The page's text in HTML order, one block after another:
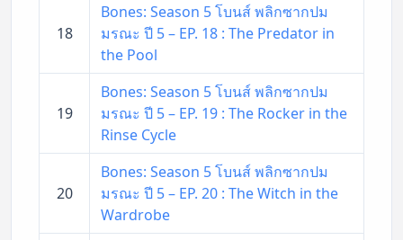
18
Bones: Season 5 โบนส์ พลิกซากปม
มรณะ ปี 5 – EP. 18 : The Predator in
the Pool
19
Bones: Season 5 โบนส์ พลิกซากปม
มรณะ ปี 5 – EP. 19 : The Rocker in the
Rinse Cycle
20
Bones: Season 5 โบนส์ พลิกซากปม
มรณะ ปี 5 – EP. 20 : The Witch in the
Wardrobe